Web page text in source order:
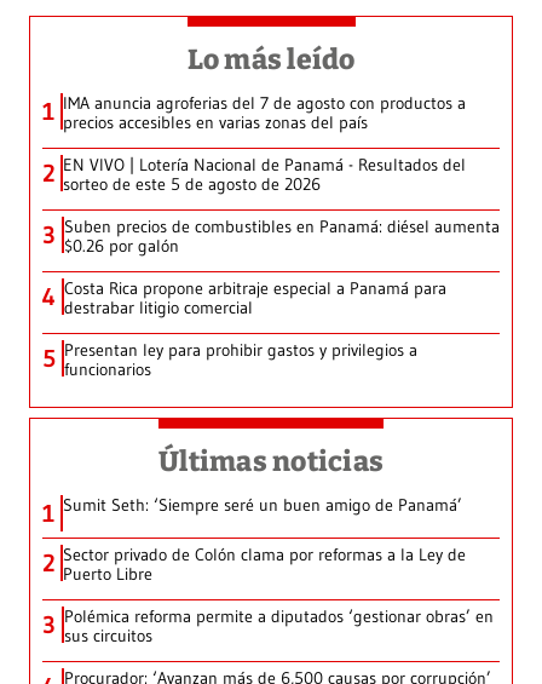
Lo más leído
1 IMA anuncia agroferias del 7 de agosto con productos a
precios accesibles en varias zonas del país
2 EN VIVO | Lotería Nacional de Panamá - Resultados del
sorteo de este 5 de agosto de 2026
3 Suben precios de combustibles en Panamá: diésel aumenta
$0.26 por galón
4 Costa Rica propone arbitraje especial a Panamá para
destrabar litigio comercial
5 Presentan ley para prohibir gastos y privilegios a
funcionarios
Últimas noticias
1 Sumit Seth: ‘Siempre seré un buen amigo de Panamá’
2 Sector privado de Colón clama por reformas a la Ley de
Puerto Libre
3 Polémica reforma permite a diputados ‘gestionar obras’ en
sus circuitos
Procurador: ‘Avanzan más de 6,500 causas por corrupción’